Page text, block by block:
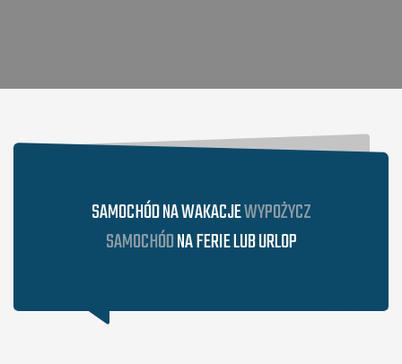
SAMOCHÓD NA WAKACJEWYPOŻYCZ
SAMOCHÓDNA FERIE LUB URLOP